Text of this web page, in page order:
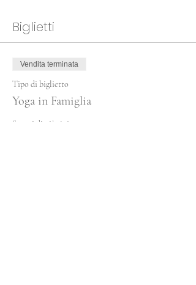
Biglietti
Vendita terminata
Tipo di biglietto
Yoga in Famiglia
Scopri di più